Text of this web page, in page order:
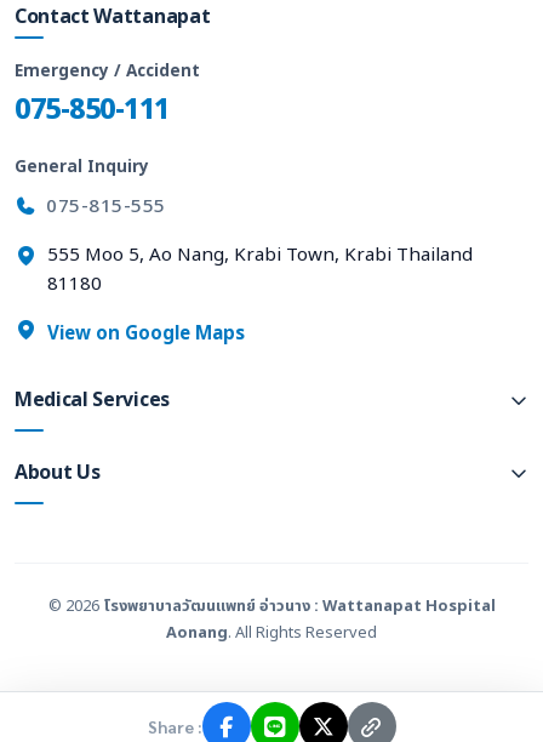
Share :
Contact Wattanapat
Emergency / Accident
075-850-111
General Inquiry
075-815-555
555 Moo 5, Ao Nang, Krabi Town, Krabi Thailand
81180
View on Google Maps
Medical Services
About Us
© 2026 โรงพยาบาลวัฒนแพทย์ อ่าวนาง : Wattanapat Hospital
Aonang. All Rights Reserved